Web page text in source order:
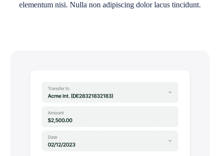
elementum nisi. Nulla non adipiscing dolor lacus tincidunt.